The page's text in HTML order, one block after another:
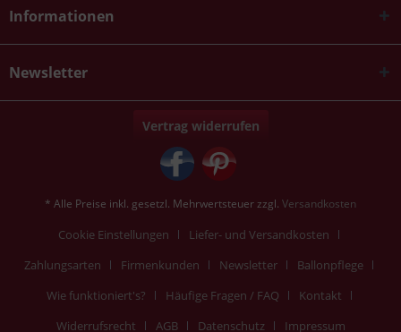
Informationen
Newsletter
Vertrag widerrufen
* Alle Preise inkl. gesetzl. Mehrwertsteuer zzgl. Versandkosten
Cookie Einstellungen
Liefer- und Versandkosten
Zahlungsarten
Firmenkunden Newsletter
Ballonpflege
Wie funktioniert's?
Häufige Fragen / FAQ
Kontakt
Widerrufsrecht
AGB Datenschutz Impressum